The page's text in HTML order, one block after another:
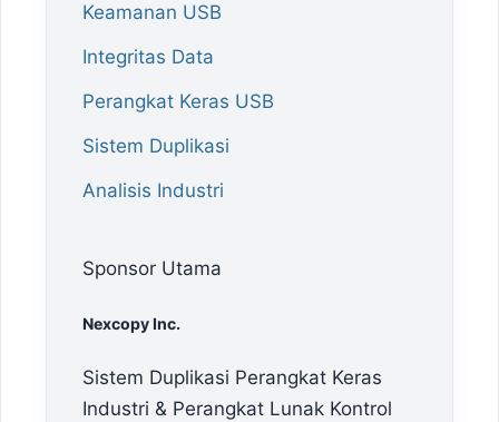
Keamanan USB
Integritas Data
Perangkat Keras USB
Sistem Duplikasi
Analisis Industri
Sponsor Utama
Nexcopy Inc.
Sistem Duplikasi Perangkat Keras
Industri & Perangkat Lunak Kontrol